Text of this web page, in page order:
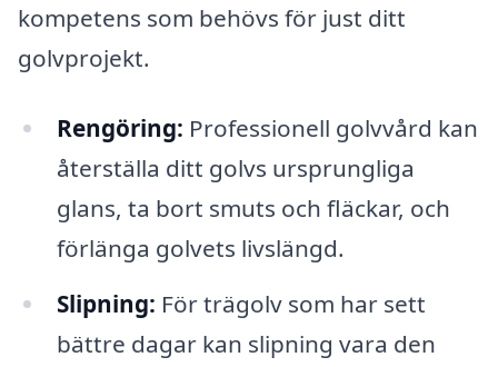
kompetens som behövs för just ditt
golvprojekt.
Rengöring: Professionell golvvård kan
återställa ditt golvs ursprungliga
glans, ta bort smuts och fläckar, och
förlänga golvets livslängd.
Slipning: För trägolv som har sett
bättre dagar kan slipning vara den